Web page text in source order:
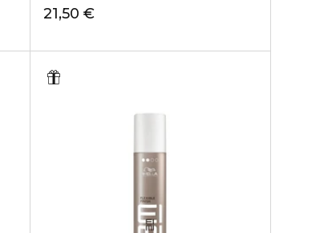
21,50 €